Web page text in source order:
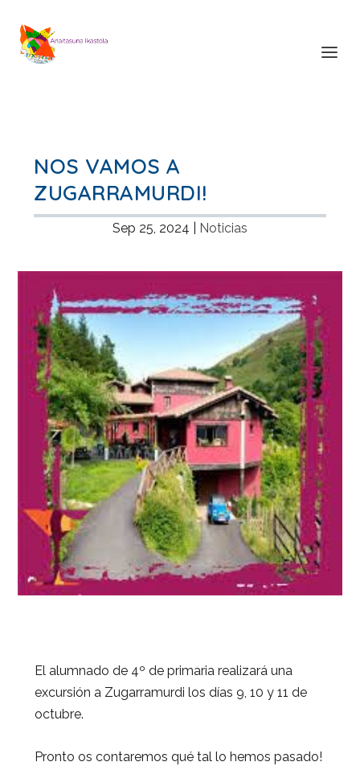
NOS VAMOS A
ZUGARRAMURDI!
Sep 25, 2024 Noticias
El alumnado de 4º de primaria realizará una
excursión a Zugarramurdi los días 9, 10 y 11 de
octubre.
Pronto os contaremos qué tal lo hemos pasado!